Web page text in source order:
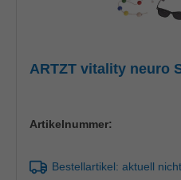
ARTZT vitality neuro
Artikelnummer:
Bestellartikel: aktuell